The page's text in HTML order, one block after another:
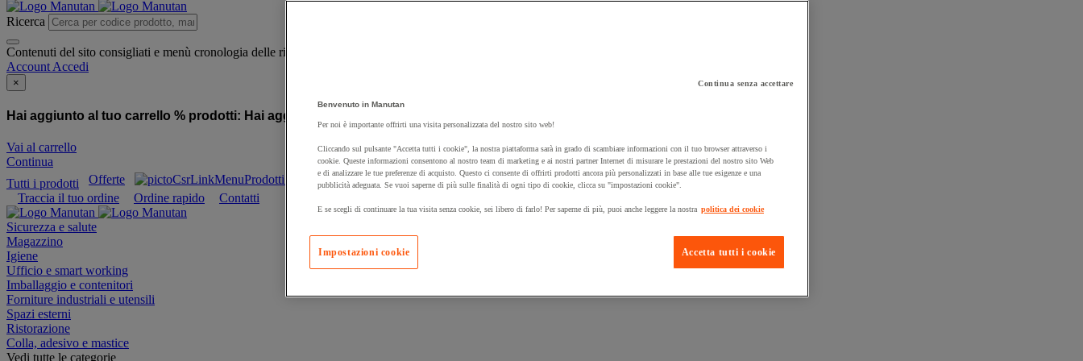
Ricerca
Contenuti del sito consigliati e menù cronologia delle ricerche
Account Accedi
×
Hai aggiunto al tuo carrello % prodotti: Hai aggiunto al tuo carrello un prodotto:
Vai al carrello
Continua
Tutti i prodotti
Offerte Prodotti sostenibili Manutan Expert
Prodotti in pronta consegna
Traccia il tuo ordine
Ordine rapido Contatti
Sicurezza e salute
Magazzino
Igiene
Ufficio e smart working
Imballaggio e contenitori
Forniture industriali e utensili
Spazi esterni
Ristorazione
Colla, adesivo e mastice
Vedi tutte le categorie
Continua senza accettare
Benvenuto in Manutan
Per noi è importante offrirti una visita personalizzata del nostro sito web!
Cliccando sul pulsante "Accetta tutti i cookie", la nostra piattaforma sarà in grado di scambiare informazioni con il tuo browser attraverso i
cookie. Queste informazioni consentono al nostro team di marketing e ai nostri partner Internet di misurare le prestazioni del nostro sito Web
e di analizzare le tue preferenze di acquisto. Questo ci consente di offrirti prodotti ancora più personalizzati in base alle tue esigenze e una
pubblicità adeguata. Se vuoi saperne di più sulle finalità di ogni tipo di cookie, clicca su "impostazioni cookie".
E se scegli di continuare la tua visita senza cookie, sei libero di farlo! Per saperne di più, puoi anche leggere la nostra politica dei cookie
Accetta tutti i cookie
Impostazioni cookie